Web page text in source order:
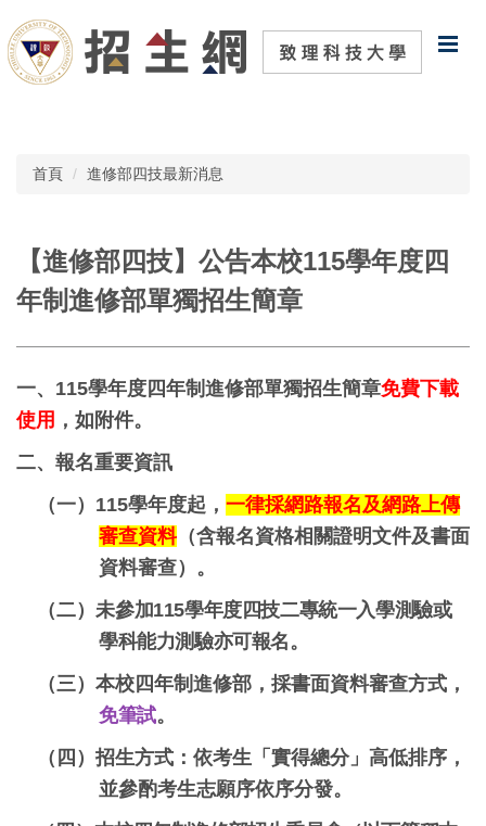
到
主
要
首頁
進修部四技最新消息
【進修部四技】公告本校115學年度四
年制進修部單獨招生簡章
一、115學年度四年制進修部單獨招生簡章免費下載
使用 ，如附件。
二、報名重要資訊
（一）115學年度起，一律採網路報名及網路上傳
審查資料 （含報名資格相關證明文件及書面
資料審查）。
（二） 未參加115學年度四技二專統一入學測驗或
學科能力測驗亦可報名。
（三）本校四年制進修部，採書面資料審查方式，
免筆試。
（四）招生方式：依考生「實得總分」高低排序，
並參酌考生志願序依序分發。